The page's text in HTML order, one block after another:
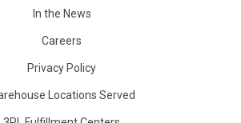
In the News
Careers
Privacy Policy
Locations Served